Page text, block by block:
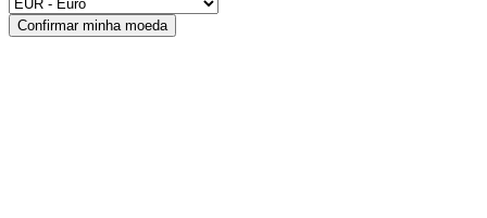
Confirmar minha moeda